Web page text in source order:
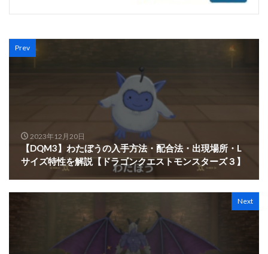
Prev
2023年12月20日
【DQM3】わたぼうの入手方法・配合法・出現場所・L
サイズ特性を解説【ドラゴンクエストモンスターズ３】
Next